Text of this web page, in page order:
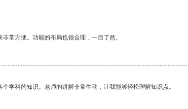
常方便。功能的布局也很合理，一目了然。
学科的知识。老师的讲解非常生动，让我能够轻松理解知识点。